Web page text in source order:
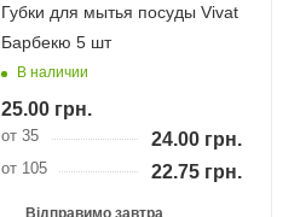
Губки для мытья посуды Vivat
Барбекю 5 шт
В наличии
25.00грн.
от 35 24.00грн.
от 105 22.75грн.
Відправимо завтра